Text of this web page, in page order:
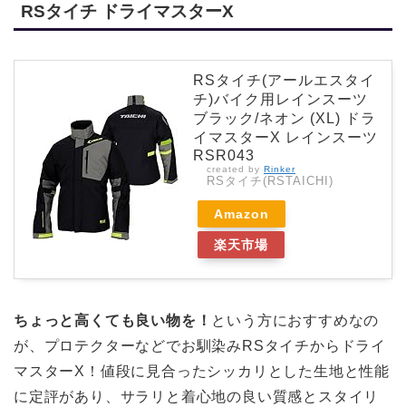
RSタイチ ドライマスターX
RSタイチ(アールエスタイ
チ)バイク用レインスーツ
ブラック/ネオン (XL) ドラ
イマスターX レインスーツ
RSR043
created by Rinker
RSタイチ(RSTAICHI)
Amazon
楽天市場
ちょっと高くても良い物を！ という方におすすめなの
が、プロテクターなどでお馴染みRSタイチからドライ
マスターX！値段に見合ったシッカリとした生地と性能
に定評があり、サラリと着心地の良い質感とスタイリ